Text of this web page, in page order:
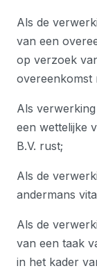
Als de
van een
op verzoek
overeenkomst
Als
een wettelijke
B.V. rust;
Als de
andermans
Als de
van een taak
in het kader